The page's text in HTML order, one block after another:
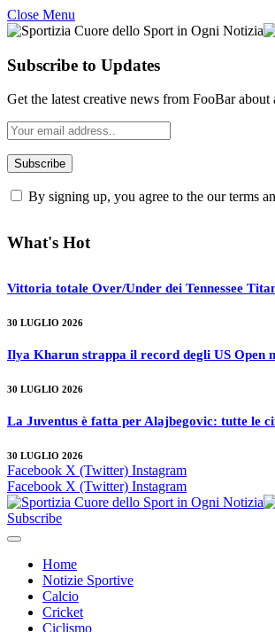
Close Menu
Subscribe to Updates
Get the latest creative news from FooBar about
By signing up, you agree to the our terms
What's Hot
Vittoria totale Over/Under dei Tennessee
30 LUGLIO 2026
Ilya Kharun strappa il record degli US Open
30 LUGLIO 2026
La Juventus è fatta per Alajbegovic: tutte le
30 LUGLIO 2026
Facebook X (Twitter) Instagram
Facebook X (Twitter) Instagram
Subscribe
Home
Notizie Sportive
Calcio
Cricket
Ciclismo